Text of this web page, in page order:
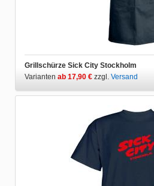
Grillschürze Sick City Stockholm
Varianten ab 17,90 € zzgl. Versand